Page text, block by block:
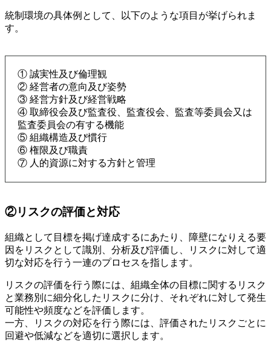
統制環境の具体例として、以下のような項目が挙げられま
す。
① 誠実性及び倫理観
② 経営者の意向及び姿勢
③ 経営方針及び経営戦略
④ 取締役会及び監査役、監査役会、監査等委員会又は
監査委員会の有する機能
⑤ 組織構造及び慣行
⑥ 権限及び職責
⑦ 人的資源に対する方針と管理
②リスクの評価と対応
組織として目標を掲げ達成するにあたり、障壁になりえる要
因をリスクとして識別、分析及び評価し、リスクに対して適
切な対応を行う一連のプロセスを指します。
リスクの評価を行う際には、組織全体の目標に関するリスク
と業務別に細分化したリスクに分け、それぞれに対して発生
可能性や頻度などを評価します。
一方、リスクの対応を行う際には、評価されたリスクごとに
回避や低減などを適切に選択します。